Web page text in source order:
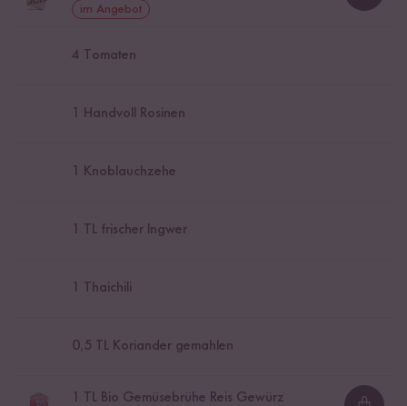
im Angebot
4 Tomaten
1 Handvoll Rosinen
1 Knoblauchzehe
1 TL frischer Ingwer
1 Thaichili
0,5 TL Koriander gemahlen
TL Bio Gemüsebrühe Reis Gewürz